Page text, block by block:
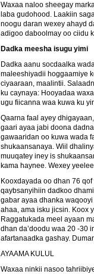
Waxaa naloo sheegay
laba gudohood. Laakiin
noogu daran wexey ahayd
adigoo daboolmay oo ciidu
Dadka meesha isugu yimi
Dadka aanu socdaalka
maleeshiyadii hoggaamiye
ciyaaraan, maalintii.
ku caynaya: Hooyadaa
ugu fiicanna waa kuwa ku
Qaarna faal ayey
gaari ayaa jabi doona
gawaaridan oo kuwa wada
shukaansanaya. Wiil
muuqatey iney is
kama haynee. Wexey
Kooxdayada oo dhan 76
qaybsanyihiin dadkoo
gabar ayaa dhanka
ahaa, ama isku jicsin. Koox
Raggatukada meel ayaan
dhan da’doodu waa 20 -30
afartanaadka gashay.
AYAAMA KULUL
Waxaa ninkii nasoo